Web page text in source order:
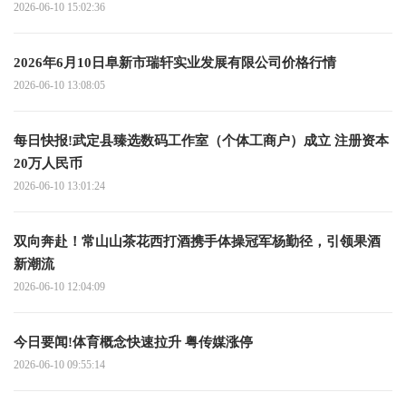
2026-06-10 15:02:36
2026年6月10日阜新市瑞轩实业发展有限公司价格行情
2026-06-10 13:08:05
每日快报!武定县臻选数码工作室（个体工商户）成立 注册资本
20万人民币
2026-06-10 13:01:24
双向奔赴！常山山茶花西打酒携手体操冠军杨勤径，引领果酒
新潮流
2026-06-10 12:04:09
今日要闻!体育概念快速拉升 粤传媒涨停
2026-06-10 09:55:14